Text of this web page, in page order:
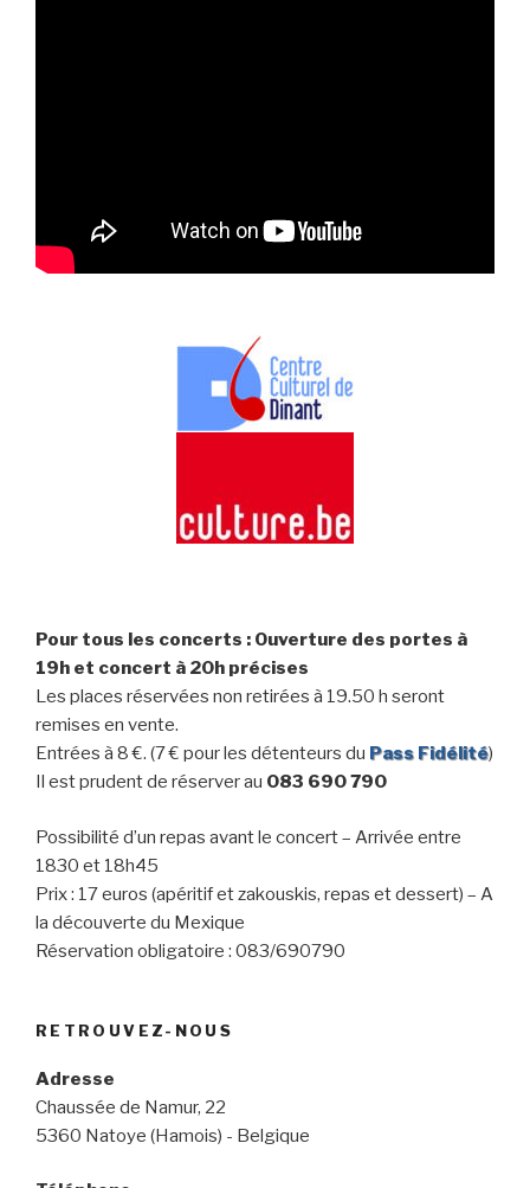
Pour tous les concerts : Ouverture des portes à
19h et concert à 20h précises
Les places réservées non retirées à 19.50 h seront
remises en vente.
Entrées à 8 €. (7 € pour les détenteurs du Pass Fidélité)
Il est prudent de réserver au 083 690 790
Possibilité d’un repas avant le concert – Arrivée entre
1830 et 18h45
Prix : 17 euros (apéritif et zakouskis, repas et dessert) – A
la découverte du Mexique
Réservation obligatoire : 083/690790
RETROUVEZ-NOUS
Adresse
Chaussée de Namur, 22
5360 Natoye (Hamois) - Belgique